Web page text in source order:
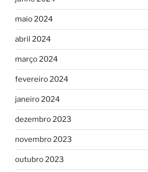
maio 2024
abril 2024
março 2024
fevereiro 2024
janeiro 2024
dezembro 2023
novembro 2023
outubro 2023